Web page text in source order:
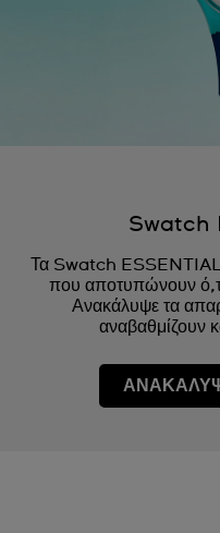
Swatch
Τα Swatch ESSENTIALS
που αποτυπώνουν
Ανακάλυψε τα
αναβαθμίζουν